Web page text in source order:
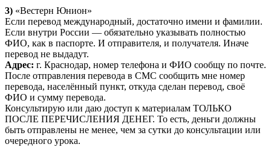
3) «Вестерн Юнион»
Если перевод международный, достаточно имени и фамилии.
Если внутри России — обязательно указывать полностью
ФИО, как в паспорте. И отправителя, и получателя. Иначе
перевод не выдадут.
Адрес: г. Краснодар, номер телефона и ФИО сообщу по почте.
После отправления перевода в СМС сообщить мне номер
перевода, населённый пункт, откуда сделан перевод, своё
ФИО и сумму перевода.
Консультирую или даю доступ к материалам ТОЛЬКО
ПОСЛЕ ПЕРЕЧИСЛЕНИЯ ДЕНЕГ. То есть, деньги должны
быть отправлены не менее, чем за сутки до консультации или
очередного урока.